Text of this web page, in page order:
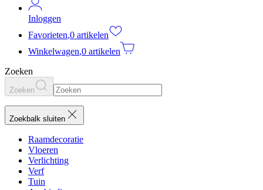
Inloggen
Favorieten,0 artikelen
Winkelwagen,0 artikelen
Zoeken
Zoeken
Zoekbalk sluiten
Raamdecoratie
Vloeren
Verlichting
Verf
Tuin